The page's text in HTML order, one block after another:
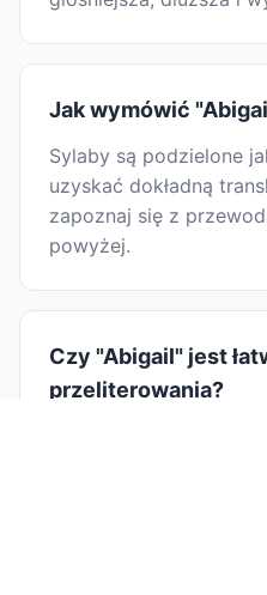
Jak wymówić
Sylaby są podzielone
uzyskać dokładną
zapoznaj się z
powyżej.
Czy "Abigail" jest
przeliterowania?